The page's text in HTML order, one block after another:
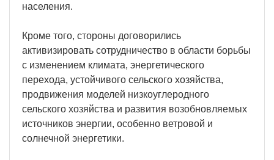
населения.
Кроме того, стороны договорились
активизировать сотрудничество в области борьбы
с изменением климата, энергетического
перехода, устойчивого сельского хозяйства,
продвижения моделей низкоуглеродного
сельского хозяйства и развития возобновляемых
источников энергии, особенно ветровой и
солнечной энергетики.